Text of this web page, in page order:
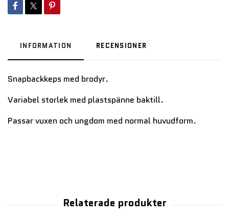
INFORMATION RECENSIONER
Snapbackkeps med brodyr.
Variabel storlek med plastspänne baktill.
Passar vuxen och ungdom med normal huvudform.